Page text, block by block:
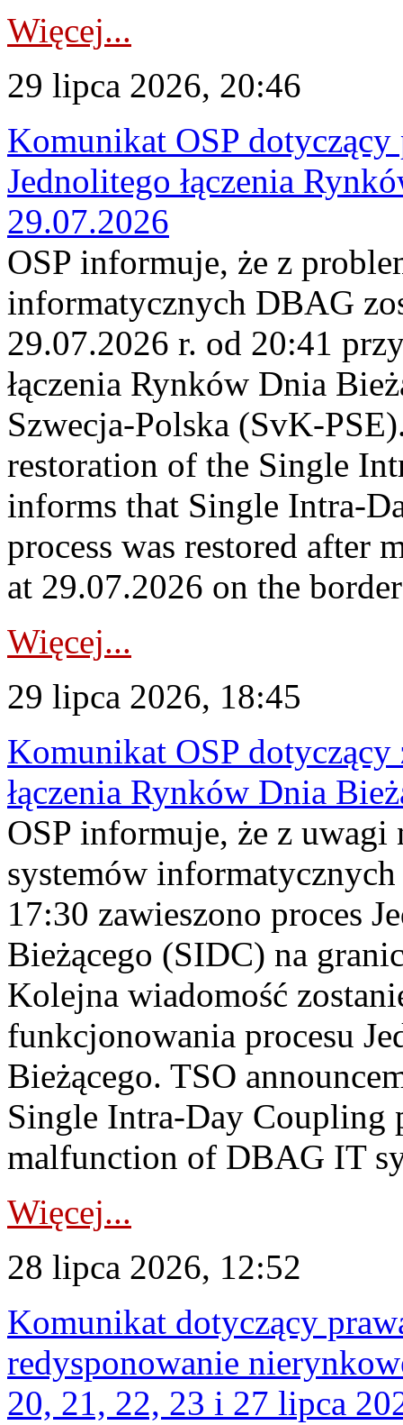
Więcej...
29 lipca 2026, 20:46
Komunikat OSP
Jednolitego łączenia
29.07.2026
OSP informuje, że z
informatycznych DBAG
29.07.2026 r. od 20:41
łączenia Rynków Dnia
Szwecja-Polska (SvK-
restoration of the Single
informs that Single Intra-
process was restored after
at 29.07.2026 on the
Więcej...
29 lipca 2026, 18:45
Komunikat OSP dotyczący
łączenia Rynków Dnia
OSP informuje, że z uwagi
systemów
17:30 zawieszono proces
Bieżącego (SIDC) na
Kolejna wiadomość
funkcjonowania procesu
Bieżącego. TSO
Single Intra-Day Coupling
malfunction of DBAG IT
Więcej...
28 lipca 2026, 12:52
Komunikat dotyczący
redysponowanie
20, 21, 22, 23 i 27 lipca